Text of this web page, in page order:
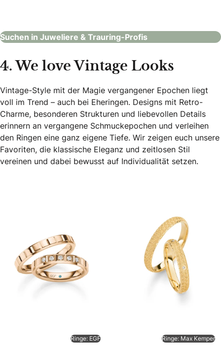
Suchen in Juweliere & Trauring-Profis
4. We love Vintage Looks
Vintage-Style mit der Magie vergangener Epochen liegt
voll im Trend – auch bei Eheringen. Designs mit Retro-
Charme, besonderen Strukturen und liebevollen Details
erinnern an vergangene Schmuckepochen und verleihen
den Ringen eine ganz eigene Tiefe. Wir zeigen euch unsere
Favoriten, die klassische Eleganz und zeitlosen Stil
vereinen und dabei bewusst auf Individualität setzen.
Ringe: EGF Ringe: Max Kemper